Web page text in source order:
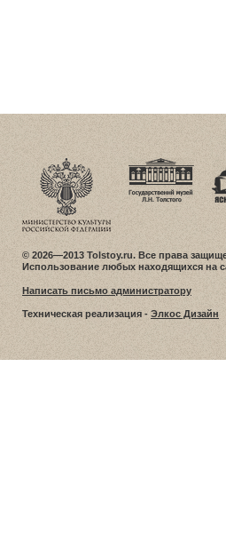
© 2026—2013 Tolstoy.ru. Все права
Использование любых находящихся на
Написать письмо администратору
Техническая реализация - Элкос Дизайн